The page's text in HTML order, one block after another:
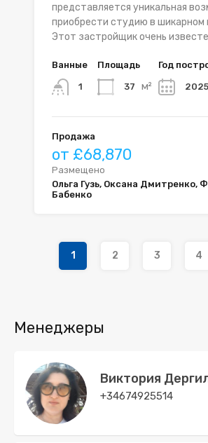
представляется уникальная
приобрести студию в шикарном
Этот застройщик очень
Ванные
1
Площадь
37 м²
Год
2025
Продажа
от £68,870
Размещено
Ольга Гузь, Оксана Дмитренко,
Бабенко
1 2 3 4
Менеджеры
Виктория
+34674925514